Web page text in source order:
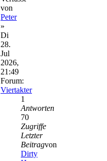
von
Peter
»
Di
28.
Jul
2026,
21:49
Forum:
Viertakter
1
Antworten
70
Zugriffe
Letzter
Beitragvon
Dirty